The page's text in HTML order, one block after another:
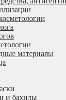
материалы
и бахилы